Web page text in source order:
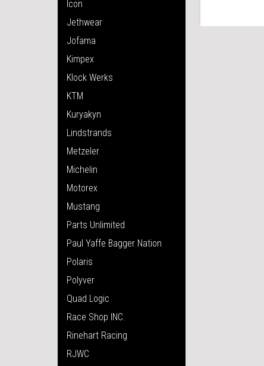
Icon
Jethwear
Jofama
Kimpex
Klock Werks
KTM
Kuryakyn
Lindstrands
Metzeler
Michelin
Motorex
Mustang
Parts Unlimited
Paul Yaffe Bagger Nation
Polaris
Polyver
Quad Logic
Race Shop INC.
Rinehart Racing
RJWC